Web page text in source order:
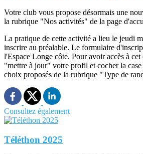
Votre club vous propose désormais une
la rubrique "Nos activités" de la page
La pratique de cette activité a lieu le jeudi
inscrire au préalable. Le formulaire
l'Espace Longe côte. Pour avoir accès à cet
"mettre à jour" votre profil et cocher la
choix proposés de la rubrique "Type de
Consultez également
Téléthon 2025